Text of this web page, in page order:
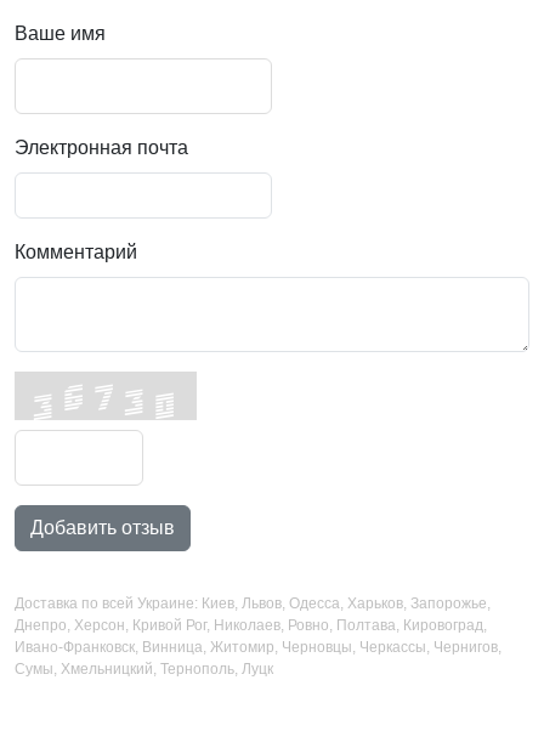
Ваше имя
Электронная почта
Комментарий
Добавить отзыв
Доставка по всей Украине: Киев, Львов, Одесса, Харьков, Запорожье,
Днепро, Херсон, Кривой Рог, Николаев, Ровно, Полтава, Кировоград,
Ивано-Франковск, Винница, Житомир, Черновцы, Черкассы, Чернигов,
Сумы, Хмельницкий, Тернополь, Луцк